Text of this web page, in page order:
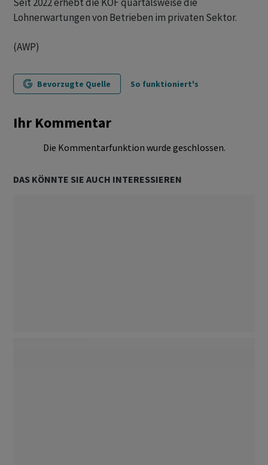
Seit 2022 erhebt die KOF quartalsweise die
Lohnerwartungen von Betrieben im privaten Sektor.
(AWP)
Bevorzugte Quelle So funktioniert's
Ihr Kommentar
Die Kommentarfunktion wurde geschlossen.
DAS KÖNNTE SIE AUCH INTERESSIEREN